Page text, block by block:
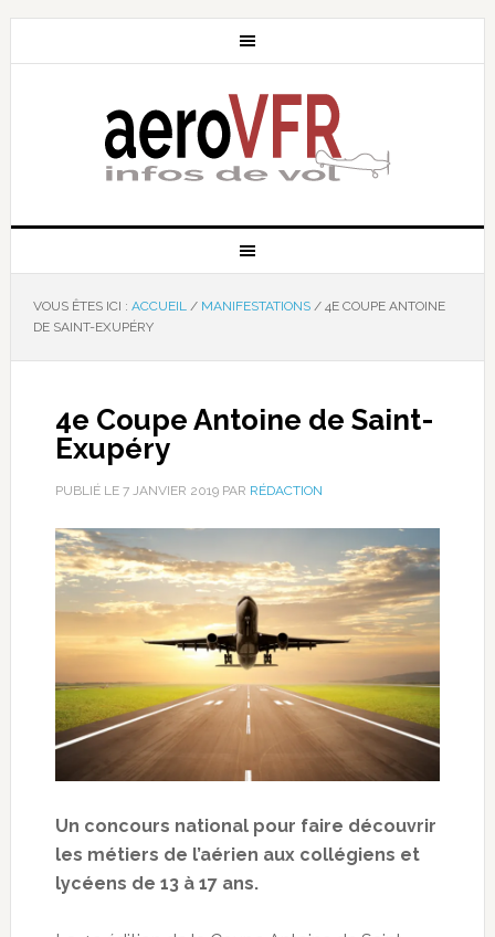
VOUS ÊTES ICI : ACCUEIL / MANIFESTATIONS /4E COUPE ANTOINE
DE SAINT-EXUPÉRY
4e Coupe Antoine de Saint-
Exupéry
PUBLIÉ LE 7 JANVIER 2019PAR RÉDACTION
Un concours national pour faire découvrir
les métiers de l’aérien aux collégiens et
lycéens de 13 à 17 ans.